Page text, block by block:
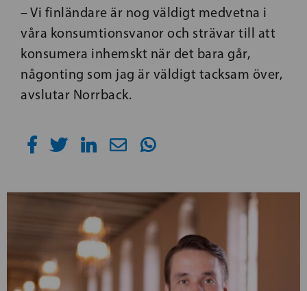
– Vi finländare är nog väldigt medvetna i
våra konsumtionsvanor och strävar till att
konsumera inhemskt när det bara går,
någonting som jag är väldigt tacksam över,
avslutar Norrback.